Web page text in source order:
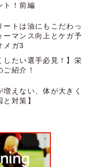
ト！前編
ートは油にもこだわっ
ーマンス向上とケガ予
メガ3
したい選手必見！】栄
紹介！
増えない、体が大きく
対策】